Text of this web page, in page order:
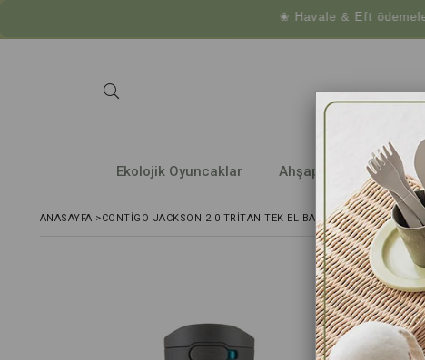
❀ Havale & Eft ödemelerinde
Ekolojik Oyuncaklar Ahşap Araç ve
ANASAYFA >CONTIGO JACKSON 2.0 TRITAN TEK EL BAS İÇ KILITLI SU